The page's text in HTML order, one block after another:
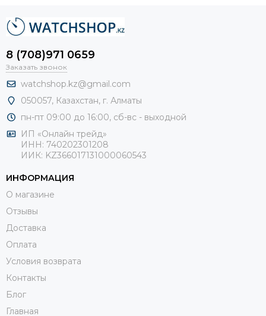
8 (708)971 0659
Заказать звонок
watchshop.kz@gmail.com
050057, Казахстан, г. Алматы
пн-пт 09:00 до 16:00, сб-вс - выходной
ИП «Онлайн трейд»
ИНН: 740202301208
ИИК: KZ366017131000060543
ИНФОРМАЦИЯ
О магазине
Отзывы
Доставка
Оплата
Условия возврата
Контакты
Блог
Главная